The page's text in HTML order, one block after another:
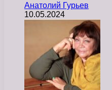
Анатолий Гурьев
10.05.2024